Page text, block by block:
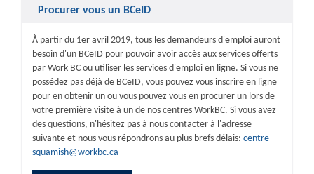
Procurer vous un BCeID
À partir du 1er avril 2019, tous les demandeurs d'emploi auront
besoin d'un BCeID pour pouvoir avoir accès aux services offerts
par Work BC ou utiliser les services d'emploi en ligne. Si vous ne
possédez pas déjà de BCeID, vous pouvez vous inscrire en ligne
pour en obtenir un ou vous pouvez vous en procurer un lors de
votre première visite à un de nos centres WorkBC. Si vous avez
des questions, n'hésitez pas à nous contacter à l'adresse
suivante et nous vous répondrons au plus brefs délais: centre-
squamish@workbc.ca